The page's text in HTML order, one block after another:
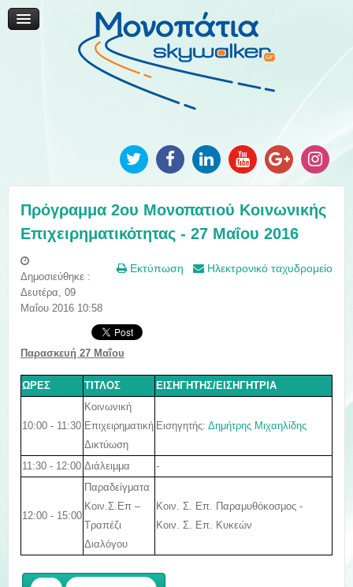
Μονοπάτια Καινοτομίας
Μονοπάτια Τοπικής Ανάπτυξης
Ανακοινώσεις
Φωτογραφίες
Πρόγραμμα 2ου Μονοπατιού Κοινωνικής
Επιχειρηματικότητας - 27 Μαΐου 2016
Εκτύπωση Ηλεκτρονικό ταχυδρομείο
Δημοσιεύθηκε :
Δευτέρα, 09
Μαΐου 2016 10:58
Παρασκευή 27 Μαΐου
ΩΡΕΣ ΤΙΤΛΟΣ ΕΙΣΗΓΗΤΗΣ/ΕΙΣΗΓΗΤΡΙΑ
10:00 - 11:30
Κοινωνική
Επιχειρηματική
Δικτύωση
Εισηγητής: Δημήτρης Μιχαηλίδης
11:30 - 12:00 Διάλειμμα -
12:00 - 15:00
Παραδείγματα
Κοιν.Σ.Επ –
Τραπέζι
Διαλόγου
Κοιν. Σ. Επ. Παραμυθόκοσμος -
Κοιν. Σ. Επ. Κυκεών